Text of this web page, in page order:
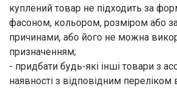
куплений товар не підходить за
фасоном, кольором, розміром або
причинами, або його не можна
призначенням;
- придбати будь-які інші товари з
наявності з відповідним переліком